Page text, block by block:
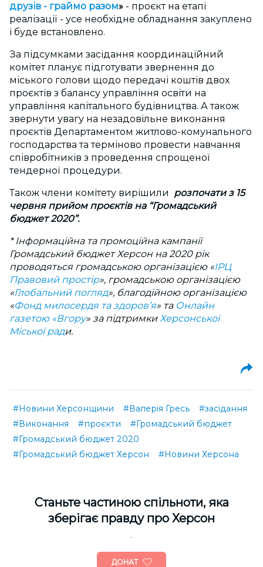
друзів - граймо разом» - проєкт на етапі
реалізації - усе необхідне обладнання закуплено
і буде встановлено.
За підсумками засідання координаційний
комітет планує підготувати звернення до
міського голови щодо передачі коштів двох
проєктів з балансу управління освіти на
управління капітального будівництва. А також
звернути увагу на незадовільне виконання
проєктів Департаментом житлово-комунального
господарства та терміново провести навчання
співробітників з проведення спрощеної
тендерної процедури.
Також члени комітету вирішили розпочати з 15
червня прийом проєктів на “Громадський
бюджет 2020”.
* Інформаційна та промоційна кампанії
Громадський бюджет Херсон на 2020 рік
проводяться громадською організацією «ІРЦ
Правовий простір», громадською організацією
«Глобальний погляд», благодійною організацією
«Фонд милосердя та здоров’я» та Онлайн
газетою «Вгору» за підтримки Херсонської
Міської ради.
#Новини Херсонщини #Валерія Гресь
#засідання
#Виконання
#проєкти
#Громадський бюджет
#Громадський бюджет 2020
#Громадський бюджет Херсон
#Новини Херсона
Cтаньте частиною спільноти, яка
зберігає правду про Херсон
ДОНАТ